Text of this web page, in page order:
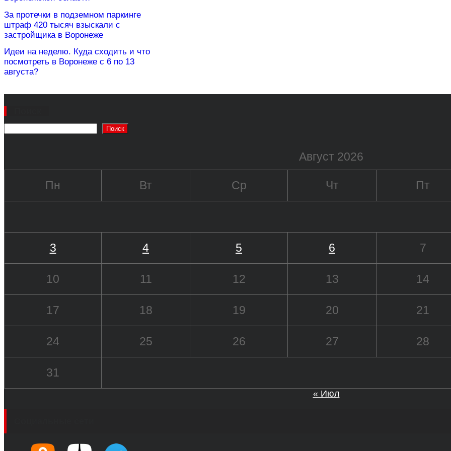
За протечки в подземном паркинге
штраф 420 тысяч взыскали с
застройщика в Воронеже
Идеи на неделю. Куда сходить и что
посмотреть в Воронеже с 6 по 13
августа?
Поиск
Август 2026
Пн Вт Ср Чт Пт
3 4 5 6 7
10 11 12 13 14
17 18 19 20 21
24 25 26 27 28
31
« Июл